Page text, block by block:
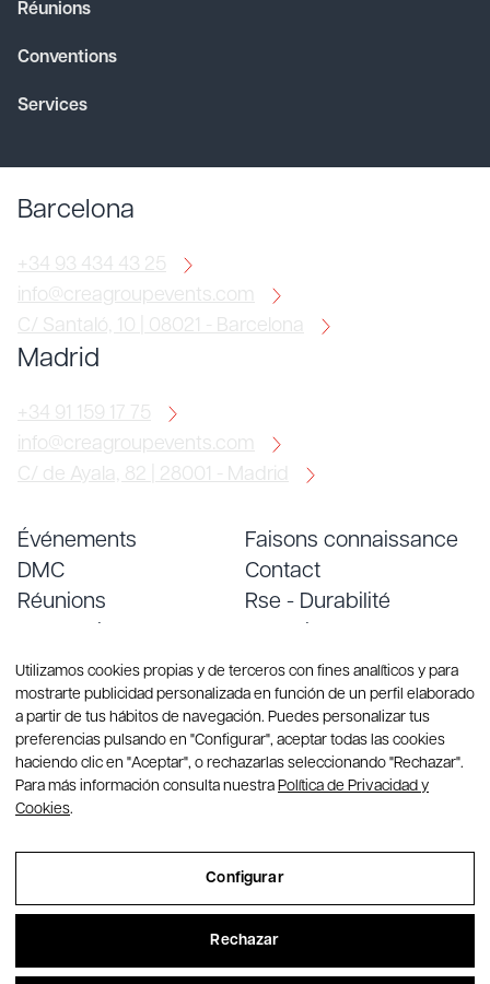
Réunions
Conventions
Services
Barcelona
+34 93 434 43 25
info@creagroupevents.com
C/ Santaló, 10 | 08021 - Barcelona
Madrid
+34 91 159 17 75
info@creagroupevents.com
C/ de Ayala, 82 | 28001 - Madrid
Événements
DMC
Réunions
Services
Faisons connaissance
Contact
Rse - Durabilité
Blog
Sitemap
Utilizamos cookies propias y de terceros con fines analíticos y para
mostrarte publicidad personalizada en función de un perfil elaborado
a partir de tus hábitos de navegación. Puedes personalizar tus
preferencias pulsando en "Configurar", aceptar todas las cookies
haciendo clic en "Aceptar", o rechazarlas seleccionando "Rechazar".
Para más información consulta nuestra Política de Privacidad y
Cookies.
Configurar
Rechazar
Aviso Legal
Política de Privacidad y Cookies